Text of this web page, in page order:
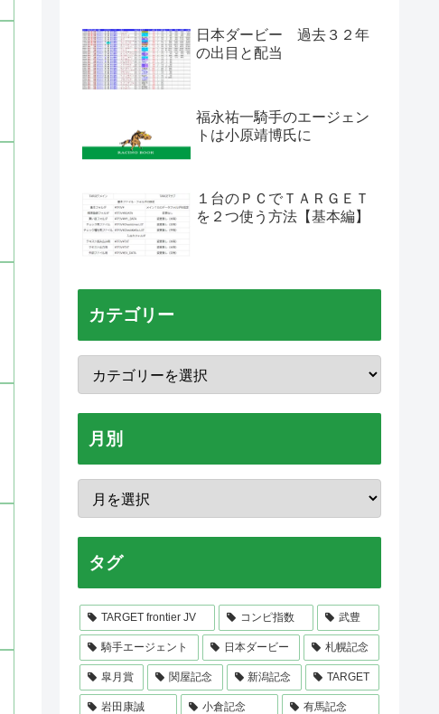
日本ダービー 過去３２年
の出目と配当
福永祐一騎手のエージェン
トは小原靖博氏に
１台のＰＣでＴＡＲＧＥＴ
を２つ使う方法【基本編】
カテゴリー
月別
タグ
TARGET frontier JV コンピ指数 武豊
騎手エージェント 日本ダービー 札幌記念
皐月賞 関屋記念 新潟記念 TARGET
岩田康誠 小倉記念 有馬記念